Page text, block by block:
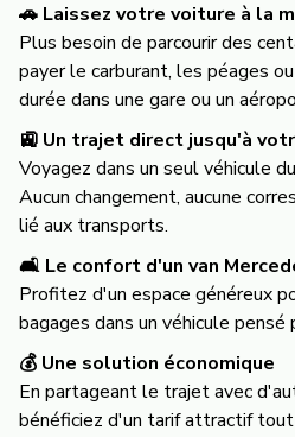
🚗 Laissez votre voiture à la
Plus besoin de parcourir des
payer le carburant, les péages
durée dans une gare ou un
🚉 Un trajet direct jusqu'à
Voyagez dans un seul véhicule
Aucun changement, aucune
lié aux transports.
🛋️ Le confort d'un van
Profitez d'un espace généreux
bagages dans un véhicule
💰 Une solution économique
En partageant le trajet avec
bénéficiez d'un tarif attractif